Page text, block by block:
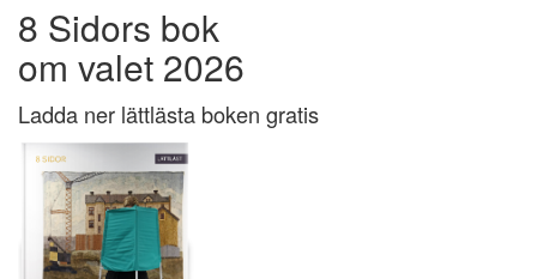
8 Sidors bok
om valet 2026
Ladda ner lättlästa boken gratis